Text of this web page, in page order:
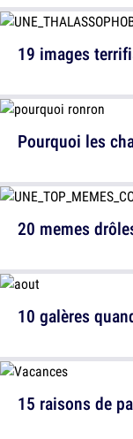
19 images
20 memes
15 raisons de
Pourquoi les
10 galères